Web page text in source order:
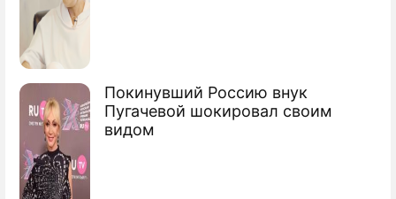
Покинувший Россию внук
Пугачевой шокировал своим
видом